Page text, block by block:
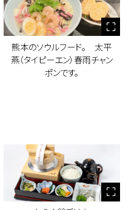
熊本のソウルフード。 太平
燕（タイピーエン）春雨チャン
ポンです。